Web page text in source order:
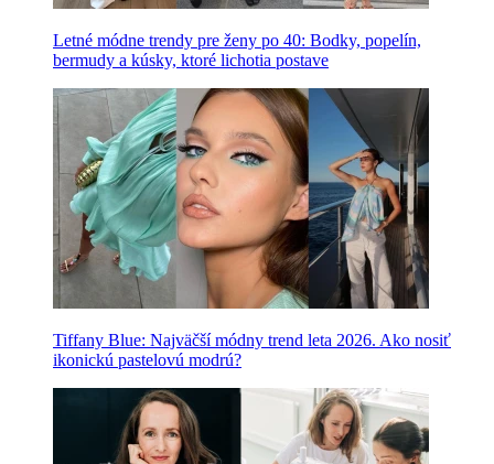
Letné módne trendy pre ženy po 40: Bodky, popelín,
bermudy a kúsky, ktoré lichotia postave
Tiffany Blue: Najväčší módny trend leta 2026. Ako nosiť
ikonickú pastelovú modrú?